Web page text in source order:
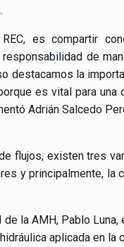
es compartir
de
destacamos la
es vital para una
Adrián Salcedo
flujos, existen tres
y principalmente, la
la AMH, Pablo
aplicada en la